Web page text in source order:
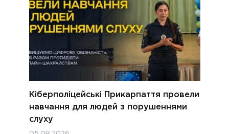
Кіберполіцейські Прикарпаття провели
навчання для людей з порушеннями
слуху